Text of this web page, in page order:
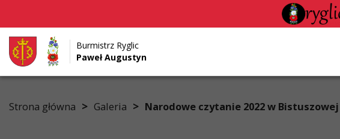
Przejdź do menu
Przejdź do głównej treści strony
Przejdź do stopki strony
Burmistrz Ryglic
Paweł Augustyn
Strona główna > Galeria > Narodowe czytanie 2022 w Bistuszowej